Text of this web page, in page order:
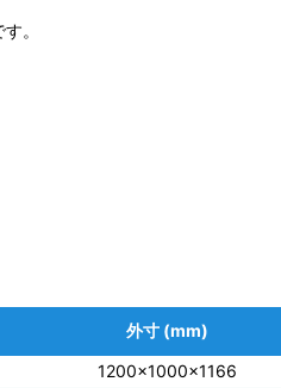
。
外寸 (mm)
1200×1000×1166